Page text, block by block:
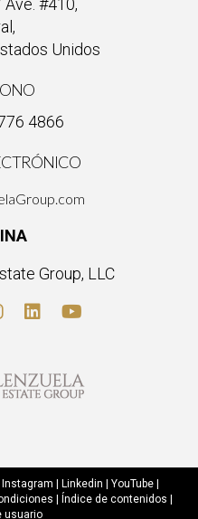
#410,
Unidos
4866
Group, LLC
Instagram Linkedin YouTube|
Índice de contenidos
usuario